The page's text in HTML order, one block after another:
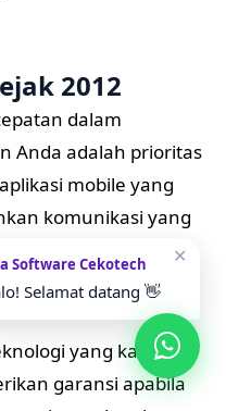
2012
dalam
Anda adalah prioritas
mobile yang
komunikasi yang
dan Cekotechnology
yang kami
garansi apabila
✕
Software Cekotech
Selamat datang 👋